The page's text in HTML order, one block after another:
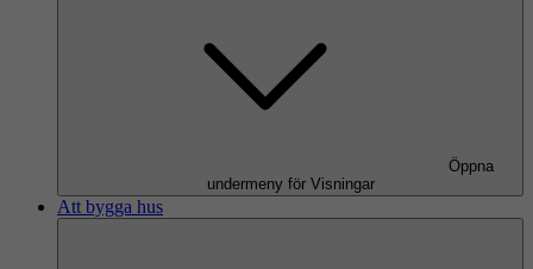
Öppna
undermeny för Visningar
Att bygga hus